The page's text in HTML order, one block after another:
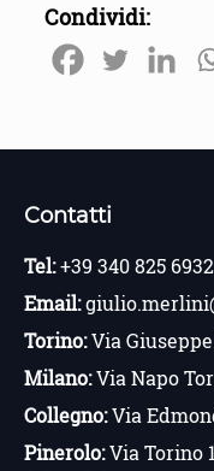
Condividi:
Contatti
Tel:+39 340 825 6932
Email:
Torino:Via
Milano:Via Napo
Collegno:Via
Pinerolo:Via Torino